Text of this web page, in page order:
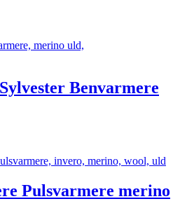
Benvarmere
Pulsvarmere merino